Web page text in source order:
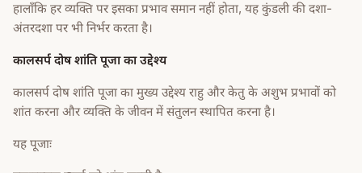
हालाँकि हर व्यक्ति पर इसका प्रभाव समान नहीं होता, यह कुंडली की दशा-
अंतरदशा पर भी निर्भर करता है।
कालसर्प दोष शांति पूजा का उद्देश्य
कालसर्प दोष शांति पूजा का मुख्य उद्देश्य राहु और केतु के अशुभ प्रभावों को
शांत करना और व्यक्ति के जीवन में संतुलन स्थापित करना है।
यह पूजाः